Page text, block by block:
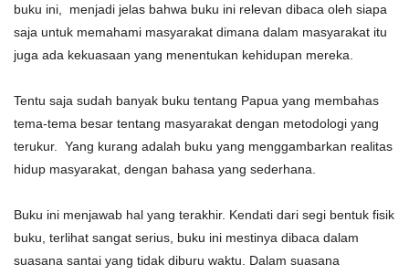
buku ini, menjadi jelas bahwa buku ini relevan dibaca oleh siapa
saja untuk memahami masyarakat dimana dalam masyarakat itu
juga ada kekuasaan yang menentukan kehidupan mereka.
Tentu saja sudah banyak buku tentang Papua yang membahas
tema-tema besar tentang masyarakat dengan metodologi yang
terukur. Yang kurang adalah buku yang menggambarkan realitas
hidup masyarakat, dengan bahasa yang sederhana.
Buku ini menjawab hal yang terakhir. Kendati dari segi bentuk fisik
buku, terlihat sangat serius, buku ini mestinya dibaca dalam
suasana santai yang tidak diburu waktu. Dalam suasana